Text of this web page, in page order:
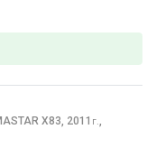
X83, 2011 г.,